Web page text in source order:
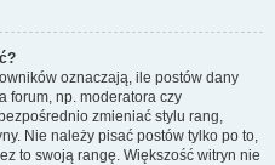
oznaczają, ile postów dany
forum, np. moderatora czy
zmieniać stylu rang,
Nie należy pisać postów tylko po to,
to swoją rangę. Większość witryn nie